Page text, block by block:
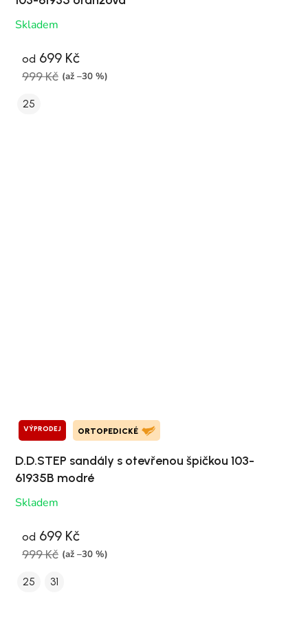
Skladem
od 699 Kč
999 Kč (až –30 %)
25
VÝPRODEJ ORTOPEDICKÉ
D.D.STEP sandály s otevřenou špičkou 103-
61935B modré
Skladem
od 699 Kč
999 Kč (až –30 %)
25 31